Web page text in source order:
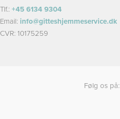
Tlf.: +45 6134 9304
Email: info@gitteshjemmeservice.dk
CVR: 10175259
Følg os på: